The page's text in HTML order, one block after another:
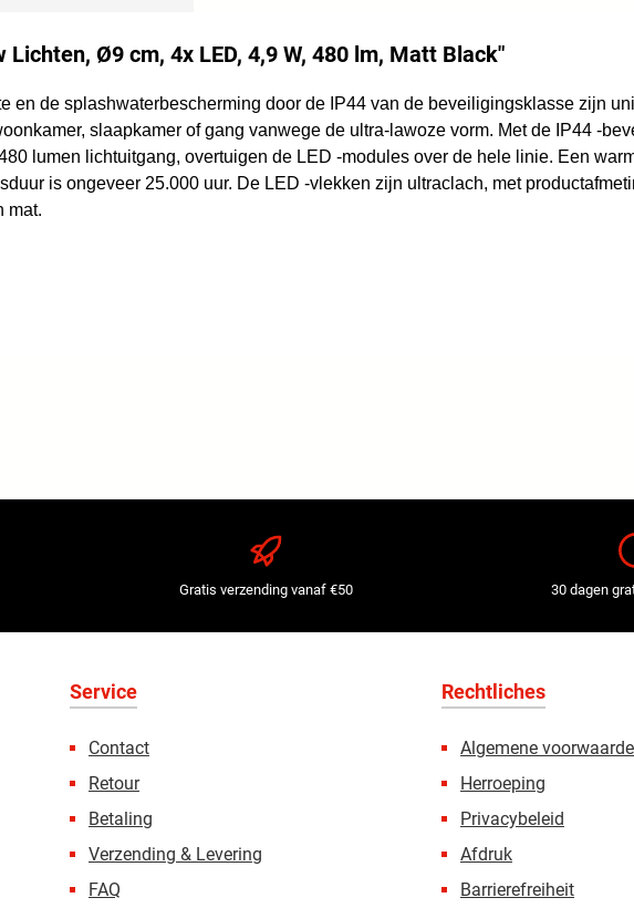
Ø9 cm, 4x LED, 4,9 W, 480 lm, Matt Black"
en de splashwaterbescherming door de IP44 van de beveiligingsklasse zijn
slaapkamer of gang vanwege de ultra-lawoze vorm. Met de IP44 -
lumen lichtuitgang, overtuigen de LED -modules over de hele linie. Een
is ongeveer 25.000 uur. De LED -vlekken zijn ultraclach, met
mat.
Gratis verzending vanaf €50 30 dagen
Service
Contact
Retour
Betaling
Verzending & Levering
FAQ
Rechtliches
Algemene
Herroeping
Privacybeleid
Afdruk
Barrierefreiheit